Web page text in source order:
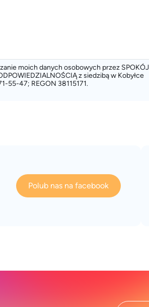
moich danych osobowych przez SPOKÓJ
z siedzibą w Kobyłce
55-47; REGON 38115171.
Polub nas na facebook